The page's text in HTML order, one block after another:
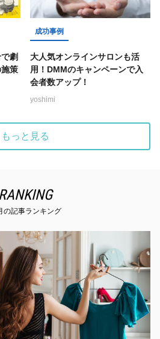
劇
策
成功事例
大人気オンラインサロンも活
用！DMMのキャンペーンで入
会者数アップ！
yoshimi
もっと見る
RANKING
の記事ランキング